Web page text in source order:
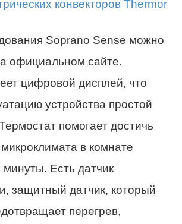
Soprano Sense можно
официальном сайте.
цифровой дисплей, что
устройства простой
помогает достичь
в комнате
Есть датчик
защитный датчик, который
перегрев,